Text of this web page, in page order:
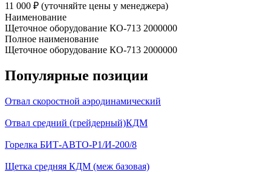
11 000 ₽︁ (уточняйте цены у менеджера)
Наименование
Щеточное оборудование КО-713 2000000
Полное наименование
Щеточное оборудование КО-713 2000000
Популярные позиции
Отвал скоростной аэродинамический
Отвал средний (грейдерный)КДМ
Горелка БИТ-АВТО-Р1/И-200/8
Щетка средняя КДМ (меж базовая)